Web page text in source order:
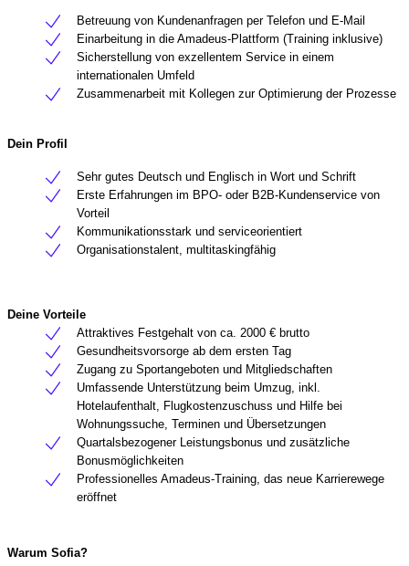
Betreuung von Kundenanfragen per Telefon und E-Mail
Einarbeitung in die Amadeus-Plattform (Training inklusive)
Sicherstellung von exzellentem Service in einem
internationalen Umfeld
Zusammenarbeit mit Kollegen zur Optimierung der Prozesse
Dein Profil
Sehr gutes Deutsch und Englisch in Wort und Schrift
Erste Erfahrungen im BPO- oder B2B-Kundenservice von
Vorteil
Kommunikationsstark und serviceorientiert
Organisationstalent, multitaskingfähig
Deine Vorteile
Attraktives Festgehalt von ca. 2000 € brutto
Gesundheitsvorsorge ab dem ersten Tag
Zugang zu Sportangeboten und Mitgliedschaften
Umfassende Unterstützung beim Umzug, inkl.
Hotelaufenthalt, Flugkostenzuschuss und Hilfe bei
Wohnungssuche, Terminen und Übersetzungen
Quartalsbezogener Leistungsbonus und zusätzliche
Bonusmöglichkeiten
Professionelles Amadeus-Training, das neue Karrierewege
eröffnet
Warum Sofia?